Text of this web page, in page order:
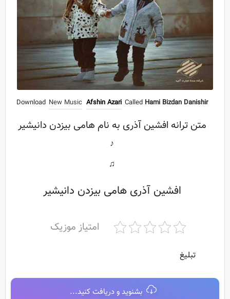
Download New Music Afshin Azari Called Hami Bizdan Danishir
متن ترانه افشین آذری به نام هامی بيزدن دانيشير
♪
♫
افشین آذری هامی بيزدن دانيشير
امتیاز موزیک
تبلیغ
بشنوید و دریافت کنید...